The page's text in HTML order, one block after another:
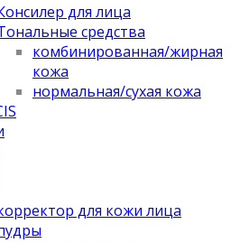
для лица
средства
комбинированная/жирная
кожа
нормальная/cухая кожа
для кожи лица